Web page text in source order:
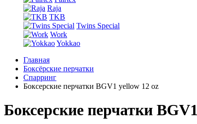
Raja
TKB
Twins Special
Work
Yokkao
Главная
Боксёрские перчатки
Спарринг
Боксерские перчатки BGV1 yellow 12 oz
Боксерские перчатки